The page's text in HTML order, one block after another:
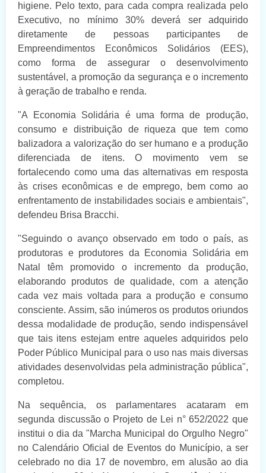
higiene. Pelo texto, para cada compra realizada pelo
Executivo, no mínimo 30% deverá ser adquirido
diretamente de pessoas participantes de
Empreendimentos Econômicos Solidários (EES),
como forma de assegurar o desenvolvimento
sustentável, a promoção da segurança e o incremento
à geração de trabalho e renda.
"A Economia Solidária é uma forma de produção,
consumo e distribuição de riqueza que tem como
balizadora a valorização do ser humano e a produção
diferenciada de itens. O movimento vem se
fortalecendo como uma das alternativas em resposta
às crises econômicas e de emprego, bem como ao
enfrentamento de instabilidades sociais e ambientais",
defendeu Brisa Bracchi.
"Seguindo o avanço observado em todo o país, as
produtoras e produtores da Economia Solidária em
Natal têm promovido o incremento da produção,
elaborando produtos de qualidade, com a atenção
cada vez mais voltada para a produção e consumo
consciente. Assim, são inúmeros os produtos oriundos
dessa modalidade de produção, sendo indispensável
que tais itens estejam entre aqueles adquiridos pelo
Poder Público Municipal para o uso nas mais diversas
atividades desenvolvidas pela administração pública",
completou.
Na sequência, os parlamentares acataram em
segunda discussão o Projeto de Lei n° 652/2022 que
institui o dia da "Marcha Municipal do Orgulho Negro"
no Calendário Oficial de Eventos do Município, a ser
celebrado no dia 17 de novembro, em alusão ao dia